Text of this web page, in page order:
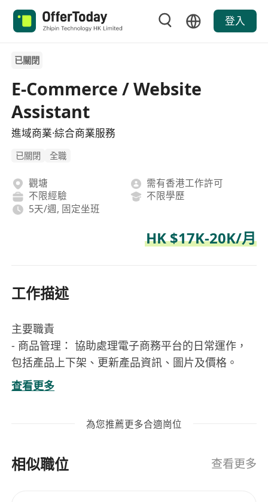
登入
已關閉
E-Commerce / Website
Assistant
進域商業·綜合商業服務
已關閉 全職
觀塘
需有香港工作許可
不限經驗
不限學歷
5天/週, 固定坐班
HK $17K-20K/月
工作描述
主要職責
- 商品管理： 協助處理電子商務平台的日常運作，
包括產品上下架、更新產品資訊、圖片及價格。
- 網站維護： 使用 WordPress 協助更新及維護公司
網站（如日常內容更新、基本頁面排版調整）。
試，確保系統運作正常及用戶體驗順暢。
推廣及營銷活動提供基礎的 IT 與技術支援。
查看更多
為您推薦更多合適崗位
相似職位 查看更多